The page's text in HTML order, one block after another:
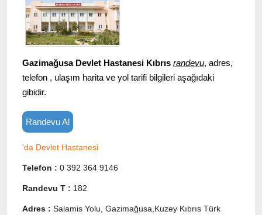
Gazimağusa Devlet Hastanesi Kıbrıs randevu, adres,
telefon , ulaşım harita ve yol tarifi bilgileri aşağıdaki
gibidir.
Randevu Al
'da Devlet Hastanesi
Telefon : 0 392 364 9146
Randevu T : 182
Adres : Salamis Yolu, Gazimağusa,Kuzey Kıbrıs Türk